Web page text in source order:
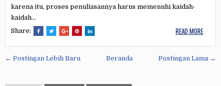
karena itu, proses penuliasannya harus memenuhi kaidah-
kaidah...
Share:
READ MORE
← Postingan Lebih Baru Postingan Lama →
Beranda